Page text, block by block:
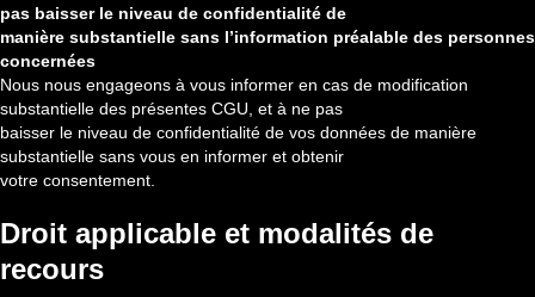
pas baisser le niveau de confidentialité de
manière substantielle sans l’information préalable des personnes
concernées
Nous nous engageons à vous informer en cas de modification
substantielle des présentes CGU, et à ne pas
baisser le niveau de confidentialité de vos données de manière
substantielle sans vous en informer et obtenir
votre consentement.
Droit applicable et modalités de
recours